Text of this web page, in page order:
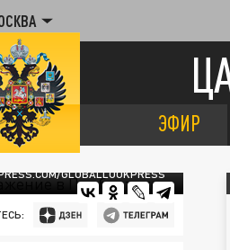
ЭФИР
GLOBALLOOKPRESS